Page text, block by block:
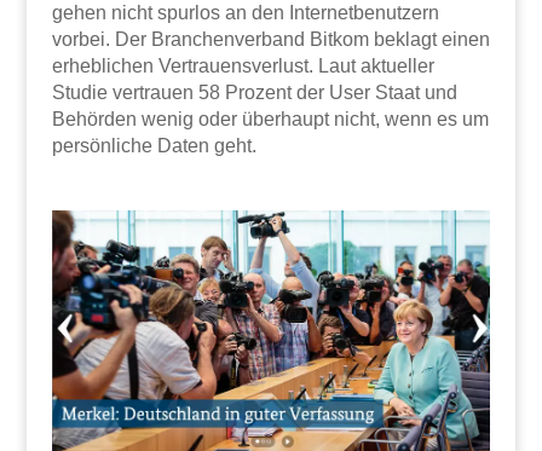
gehen nicht spurlos an den Internetbenutzern
vorbei. Der Branchenverband Bitkom beklagt einen
erheblichen Vertrauensverlust. Laut aktueller
Studie vertrauen 58 Prozent der User Staat und
Behörden wenig oder überhaupt nicht, wenn es um
persönliche Daten geht.